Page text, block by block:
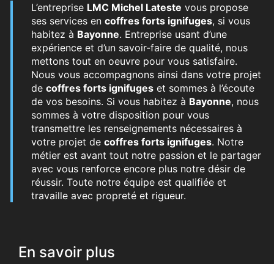
L’entreprise LMC Michel Lateste vous propose
ses services en coffres forts ignifuges, si vous
habitez à Bayonne. Entreprise usant d’une
expérience et d’un savoir-faire de qualité, nous
mettons tout en oeuvre pour vous satisfaire.
Nous vous accompagnons ainsi dans votre projet
de coffres forts ignifuges et sommes à l’écoute
de vos besoins. Si vous habitez à Bayonne, nous
sommes à votre disposition pour vous
transmettre les renseignements nécessaires à
votre projet de coffres forts ignifuges. Notre
métier est avant tout notre passion et le partager
avec vous renforce encore plus notre désir de
réussir. Toute notre équipe est qualifiée et
travaille avec propreté et rigueur.
En savoir plus